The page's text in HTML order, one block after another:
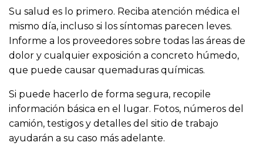
Su salud es lo primero. Reciba atención médica el
mismo día, incluso si los síntomas parecen leves.
Informe a los proveedores sobre todas las áreas de
dolor y cualquier exposición a concreto húmedo,
que puede causar quemaduras químicas.
Si puede hacerlo de forma segura, recopile
información básica en el lugar. Fotos, números del
camión, testigos y detalles del sitio de trabajo
ayudarán a su caso más adelante.